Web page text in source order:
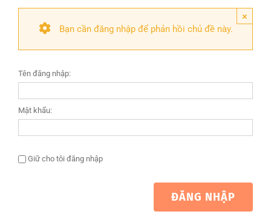
×
Bạn cần đăng nhập để phản hồi chủ đề này.
Tên đăng nhập:
Mật khẩu:
Giữ cho tôi đăng nhập
ĐĂNG NHẬP